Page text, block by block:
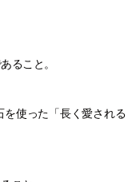
ること。
を使った「長く愛される